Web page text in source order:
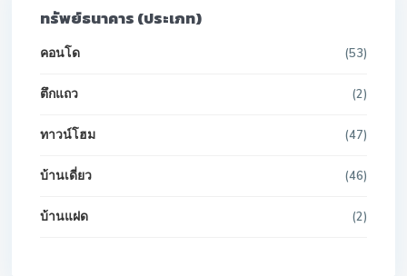
ทรัพย์ธนาคาร (ประเภท)
คอนโด (53)
ตึกแถว (2)
ทาวน์โฮม (47)
บ้านเดี่ยว (46)
บ้านแฝด (2)